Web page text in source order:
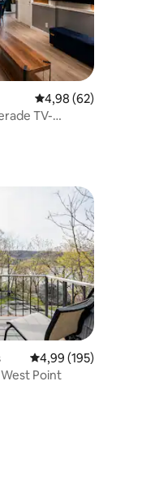
4,98 av 5 i
4,98 (62)
TV-
4,99 av 5 i
4,99 (195)
Point